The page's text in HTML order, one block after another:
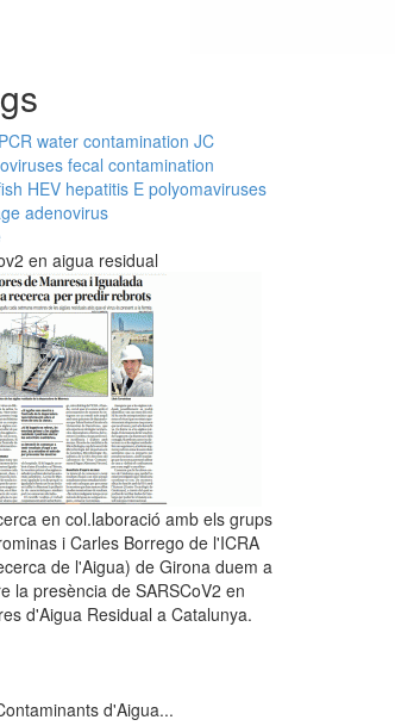
PCR water contamination JC
fecal contamination
HEV hepatitis E polyomaviruses
adenovirus
en aigua residual
en col.laboració amb els grups
i Carles Borrego de l'ICRA
de l'Aigua) de Girona duem a
la presència de SARSCoV2 en
d'Aigua Residual a Catalunya.
d'Aigua...